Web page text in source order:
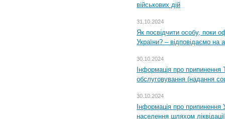
військових дій
31.10.2024
Як посвідчити особу, поки
України? – відповідаємо на
30.10.2024
Інформація про припинення
обслуговування (надання
30.10.2024
Інформація про припинення
населення шляхом ліквідації